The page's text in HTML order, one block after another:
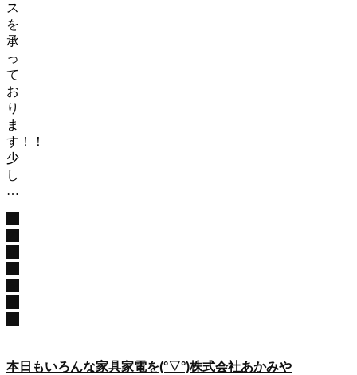
ス
を
承
っ
て
お
り
ま
す！！
少
し
…
本日もいろんな家具家電を(°▽°)株式会社あかみや